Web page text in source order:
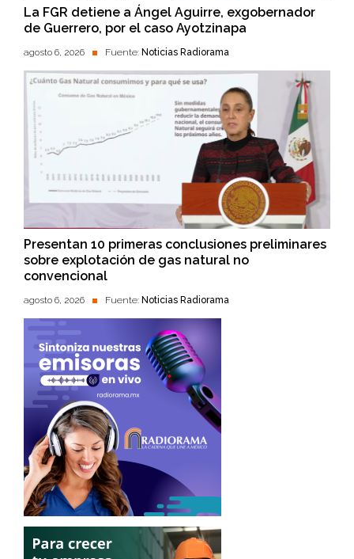
La FGR detiene a Ángel Aguirre, exgobernador
de Guerrero, por el caso Ayotzinapa
agosto 6, 2026 Fuente: Noticias Radiorama
Presentan 10 primeras conclusiones preliminares
sobre explotación de gas natural no
convencional
agosto 6, 2026 Fuente: Noticias Radiorama